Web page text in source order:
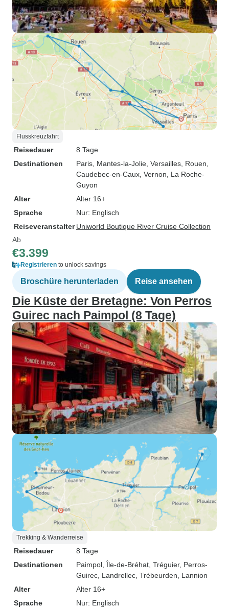
Flusskreuzfahrt
Reisedauer
8 Tage
Destinationen
Paris , Mantes-la-Jolie , Versailles , Rouen
Caudebec-en-Caux , Vernon , La Roche-
Guyon
Alter
Alter 16+
Sprache
Nur: Englisch
Reiseveranstalter Uniworld Boutique River Cruise Collection
Ab
€3.399
Registrieren to unlock savings
Broschüre herunterladen Reise ansehen
Die Küste der Bretagne: Von Perros
Guirec nach Paimpol (8 Tage)
Trekking & Wanderreise
Reisedauer
8 Tage
Destinationen
Paimpol , Île-de-Bréhat , Tréguier, Perros-
Guirec , Landrellec , Trébeurden , Lannion
Alter
Alter 16+
Sprache
Nur: Englisch